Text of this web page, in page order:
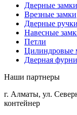
Дверные замки
Врезные замки
Дверные ручки
Навесные
Петли
Цилиндровые
Дверная
Наши партнеры
г. Алматы, ул.
контейнер